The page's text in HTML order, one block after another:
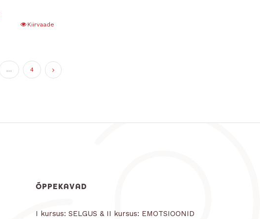
Kiirvaade
… 4
ÕPPEKAVAD
I kursus: SELGUS & II kursus: EMOTSIOONID